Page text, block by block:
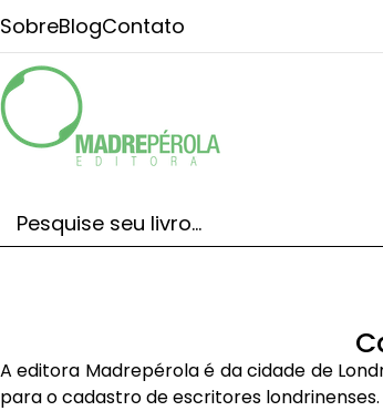
SobreBlogContato
A editora Madrepérola é da cidade de
para o cadastro de escritores